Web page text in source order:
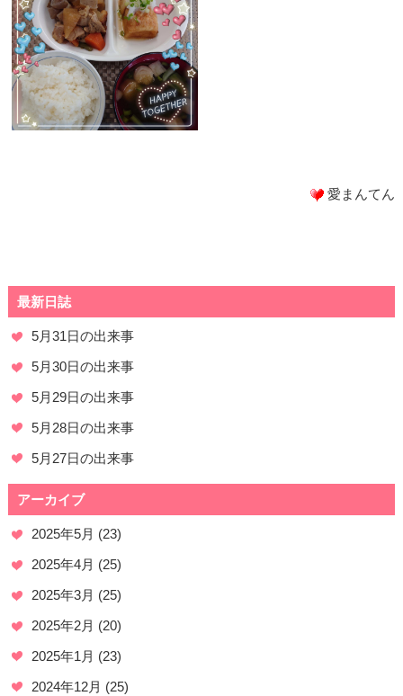
愛まんてん
最新日誌
5月31日の出来事
5月30日の出来事
5月29日の出来事
5月28日の出来事
5月27日の出来事
アーカイブ
2025年5月 (23)
2025年4月 (25)
2025年3月 (25)
2025年2月 (20)
2025年1月 (23)
2024年12月 (25)